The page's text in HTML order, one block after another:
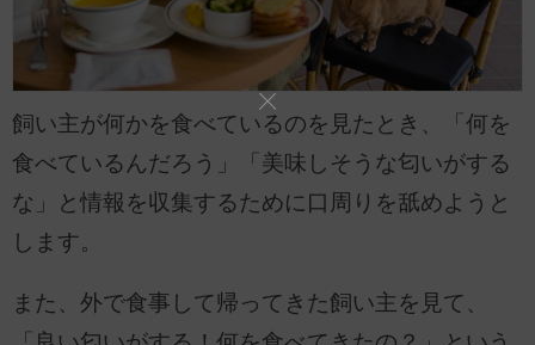
飼い主が何かを食べているのを見たとき、「何を
食べているんだろう」「美味しそうな匂いがする
な」と情報を収集するために口周りを舐めようと
します。
また、外で食事して帰ってきた飼い主を見て、